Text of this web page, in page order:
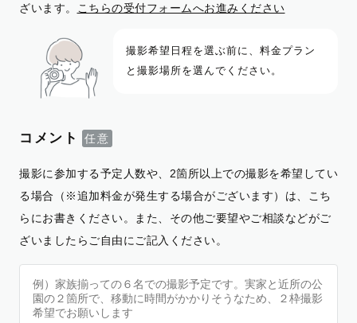
ざいます。
こちらの受付フォームへお進みください
撮影希望日程を選ぶ前に、料金プラン
と撮影場所を選んでください。
コメント
撮影に参加する予定人数や、2箇所以上での撮影を希望してい
る場合（※追加料金が発生する場合がございます）は、こち
らにお書きください。また、その他ご要望やご相談などがご
ざいましたらご自由にご記入ください。